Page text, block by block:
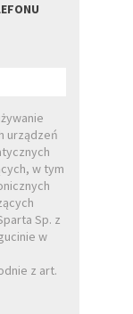
urządzeń
w tym
Sp. z
w
z art.